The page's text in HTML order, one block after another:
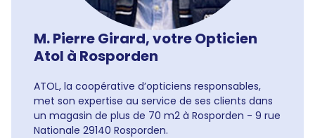
M. Pierre Girard, votre Opticien
Atol à Rosporden
ATOL, la coopérative d’opticiens responsables,
met son expertise au service de ses clients dans
un magasin de plus de 70 m2 à Rosporden - 9 rue
Nationale 29140 Rosporden.